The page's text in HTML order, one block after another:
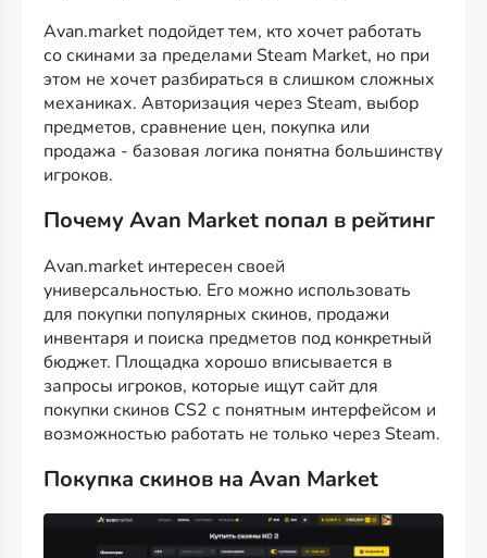
Avan.market подойдет тем, кто хочет работать
со скинами за пределами Steam Market, но при
этом не хочет разбираться в слишком сложных
механиках. Авторизация через Steam, выбор
предметов, сравнение цен, покупка или
продажа - базовая логика понятна большинству
игроков.
Почему Avan Market попал в рейтинг
Avan.market интересен своей
универсальностью. Его можно использовать
для покупки популярных скинов, продажи
инвентаря и поиска предметов под конкретный
бюджет. Площадка хорошо вписывается в
запросы игроков, которые ищут сайт для
покупки скинов CS2 с понятным интерфейсом и
возможностью работать не только через Steam.
Покупка скинов на Avan Market